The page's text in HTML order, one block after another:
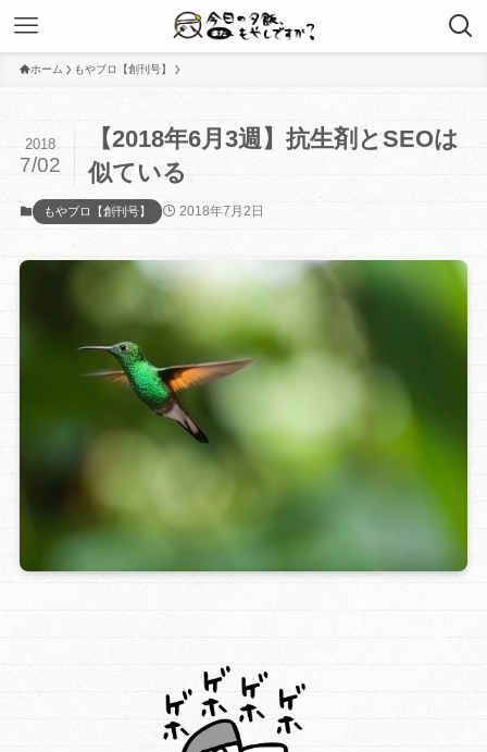
ホーム もやブロ【創刊号】
【2018年6月3週】抗生剤とSEOは
似ている
2018
7/02
もやブロ【創刊号】 2018年7月2日